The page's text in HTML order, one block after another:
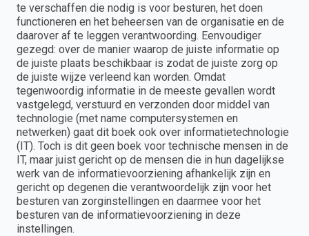
te verschaffen die nodig is voor besturen, het doen
functioneren en het beheersen van de organisatie en de
daarover af te leggen verantwoording. Eenvoudiger
gezegd: over de manier waarop de juiste informatie op
de juiste plaats beschikbaar is zodat de juiste zorg op
de juiste wijze verleend kan worden. Omdat
tegenwoordig informatie in de meeste gevallen wordt
vastgelegd, verstuurd en verzonden door middel van
technologie (met name computersystemen en
netwerken) gaat dit boek ook over informatietechnologie
(IT). Toch is dit geen boek voor technische mensen in de
IT, maar juist gericht op de mensen die in hun dagelijkse
werk van de informatievoorziening afhankelijk zijn en
gericht op degenen die verantwoordelijk zijn voor het
besturen van zorginstellingen en daarmee voor het
besturen van de informatievoorziening in deze
instellingen.